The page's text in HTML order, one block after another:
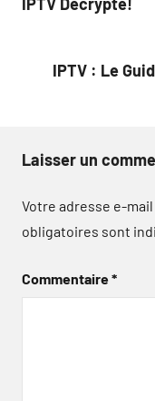
IPTV : Le
Laisser un
Votre adresse e-
obligatoires sont
Commentaire*